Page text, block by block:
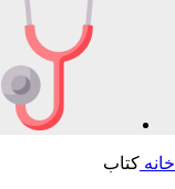
خانه کتاب